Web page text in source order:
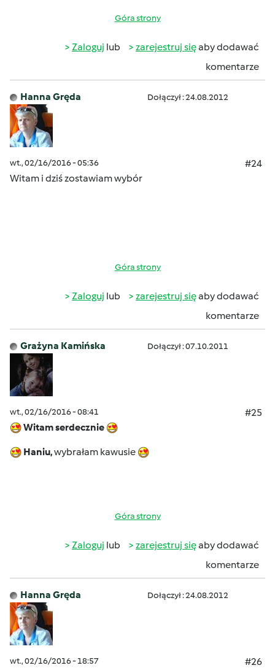
Góra strony
Zaloguj lub zarejestruj sięaby dodawać
komentarze
Hanna Gręda Dołączył : 24.08.2012
wt., 02/16/2016 - 05:36
#24
Witam i dziś zostawiam wybór
Góra strony
Zaloguj lub zarejestruj sięaby dodawać
komentarze
Grażyna Kamińska Dołączył : 07.10.2011
wt., 02/16/2016 - 08:41
#25
Witam serdecznie
Haniu,wybrałam kawusie
Góra strony
Zaloguj lub zarejestruj sięaby dodawać
komentarze
Hanna Gręda Dołączył : 24.08.2012
wt., 02/16/2016 - 18:57
#26